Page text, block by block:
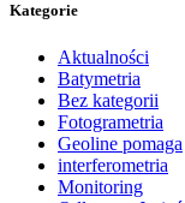
Kategorie
Aktualności
Batymetria
Bez kategorii
Fotogrametria
Geoline pomaga
interferometria
Monitoring